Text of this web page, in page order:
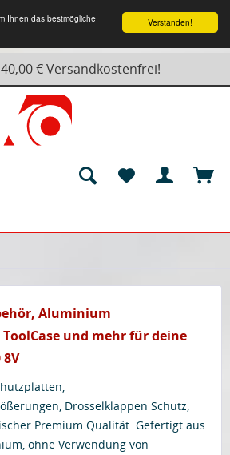
Verstanden!
Ihnen das bestmögliche
€ Versandkostenfrei!
Aluminium
und mehr für deine
Drosselklappen Schutz,
Premium Qualität. Gefertigt aus
ohne Verwendung von